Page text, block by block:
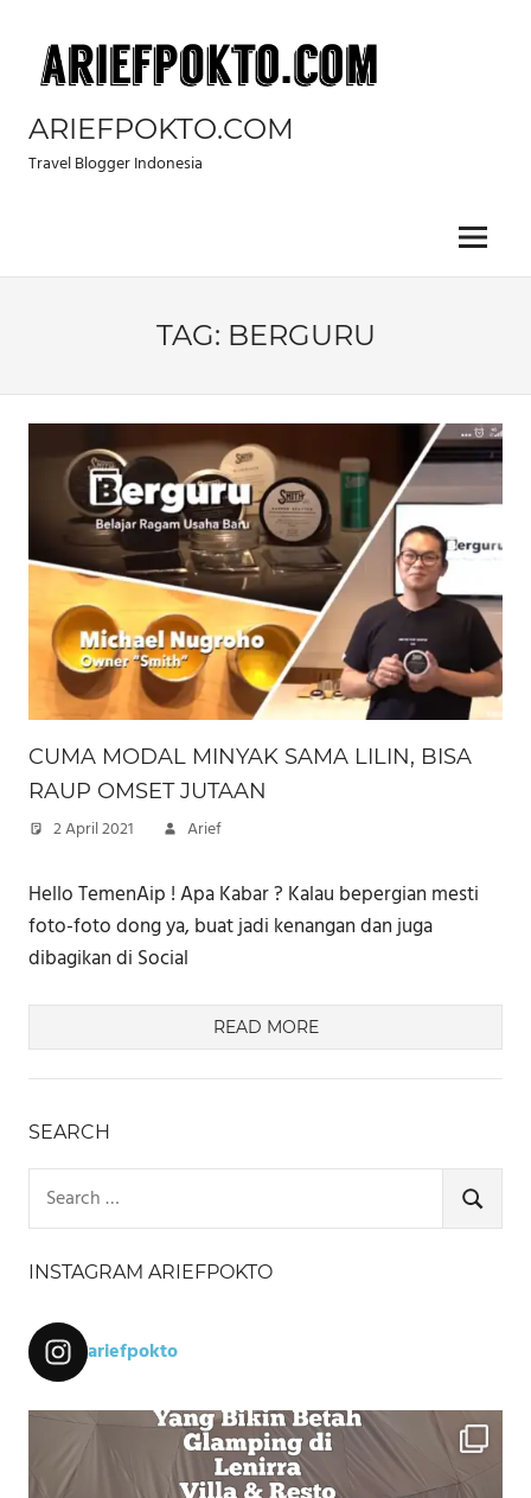
content
ARIEFPOKTO.COM
Travel Blogger Indonesia
Menu
TAG: BERGURU
CUMA MODAL MINYAK SAMA LILIN, BISA
RAUP OMSET JUTAAN
2 April 2021 Arief
Hello TemenAip ! Apa Kabar ? Kalau bepergian mesti
foto-foto dong ya, buat jadi kenangan dan juga
dibagikan di Social
READ MORE
SEARCH
for:
SEARCH
INSTAGRAM ARIEFPOKTO
ariefpokto